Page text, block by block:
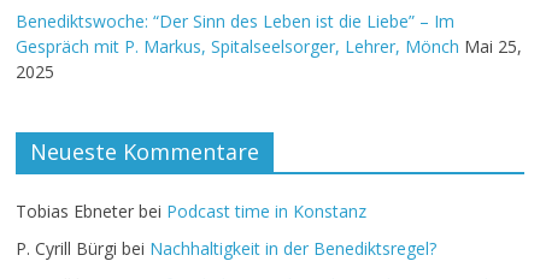
Benediktswoche: “Der Sinn des Leben ist die Liebe” – Im
Gespräch mit P. Markus, Spitalseelsorger, Lehrer, Mönch Mai 25,
2025
Neueste Kommentare
Tobias Ebneter bei Podcast time in Konstanz
P. Cyrill Bürgi bei Nachhaltigkeit in der Benediktsregel?